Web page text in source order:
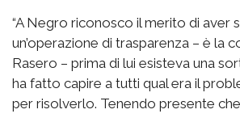
“A Negro riconosco il merito di aver
un’operazione di trasparenza – è la
Rasero – prima di lui esisteva una
ha fatto capire a tutti qual era il
per risolverlo. Tenendo presente